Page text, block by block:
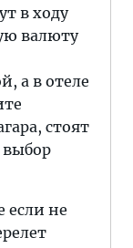
в ходу
валюту
а в отеле
стоят
выбор
если не